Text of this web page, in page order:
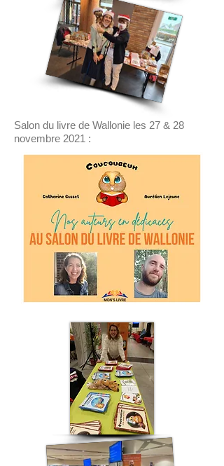
Salon du livre de Wallonie les 27 & 28
novembre 2021 :